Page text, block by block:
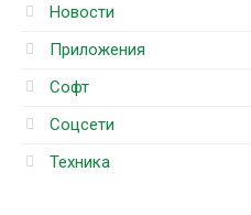
Новости
Приложения
Софт
Соцсети
Техника